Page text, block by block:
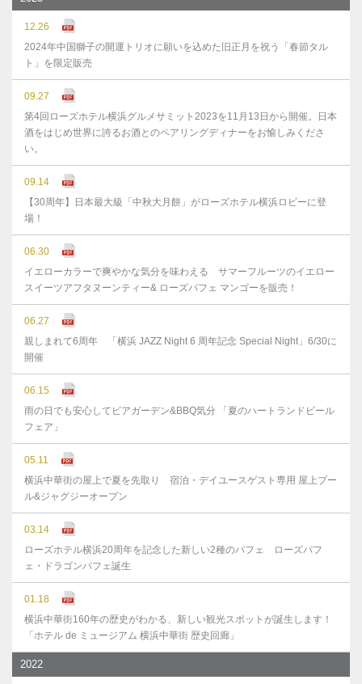
12.26
2024年中国獅子の開運トリオに願いを込めた旧正月を祝う「春節タル
ト」を限定販売
09.27
第4回ローズホテル横浜グルメサミット2023を11月13日から開催。日本
酒をはじめ世界に誇るお酒とのペアリングディナーをお愉しみくださ
い。
09.14
【30周年】日本最大級「中秋大月餅」がローズホテル横浜ロビーに登
場！
06.30
イエローカラーで爽やかな気分を味わえる サマーフルーツのイエロー
スイーツアフタヌーンティー& ローズパフェ マンゴーを販売！
06.27
親しまれて6周年 「横浜 JAZZ Night 6 周年記念 Special Night」6/30に
開催
06.15
雨の日でも安心してビアガーデン&BBQ気分 「夏のハートランドビール
フェア」
05.11
横浜中華街の屋上で夏を先取り 宿泊・デイユースゲスト専用 屋上プー
ル&ジャグジーオープン
03.14
ローズホテル横浜20周年を記念した新しい2種のパフェ ローズパフ
ェ・ドラゴンパフェ誕生
01.18
横浜中華街160年の歴史がわかる、新しい観光スポットが誕生します！
「ホテル de ミュージアム 横浜中華街 歴史回廊」
2022